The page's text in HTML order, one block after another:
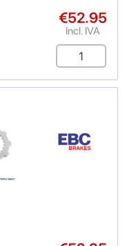
€52.95
Incl. IVA